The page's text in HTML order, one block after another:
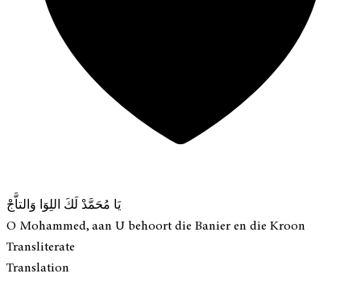
يَا مُحَمَّدْ لَكَ اللِوَا وَالتاَّجْ
O Mohammed, aan U behoort die Banier en die Kroon
Transliterate
Translation